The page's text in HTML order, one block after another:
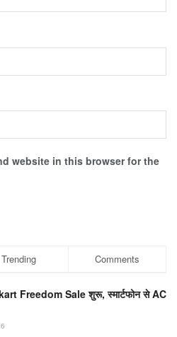
website in this browser for the
Trending Comments
Freedom Sale शुरू, स्मार्टफोन से AC